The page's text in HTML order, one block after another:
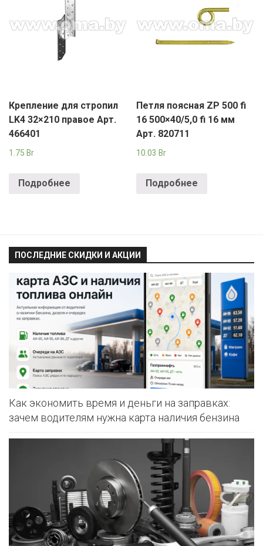
Крепление для стропил
LK4 32×210 правое Арт.
466401
1.75 Br
Подробнее
Петля поясная ZP 500 fi
16 500×40/5,0 fi 16 мм
Арт. 820711
10.03 Br
Подробнее
ПОСЛЕДНИЕ СКИДКИ И АКЦИИ
Как экономить время и деньги на заправках:
зачем водителям нужна карта наличия бензина